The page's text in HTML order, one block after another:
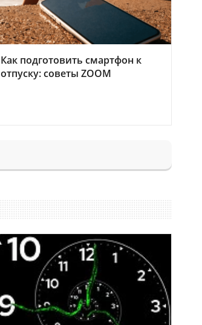
Как подготовить смартфон к
отпуску: советы ZOOM